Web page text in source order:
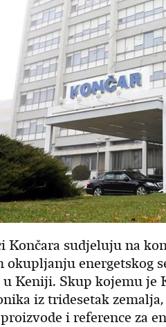
Končara sudjeluju na
okupljanju energetskog
Keniji. Skup kojemu je
iz tridesetak
i reference za